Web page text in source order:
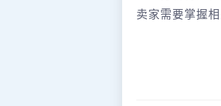
卖家需要掌握